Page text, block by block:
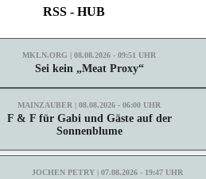
RSS - HUB
MKLN.ORG | 08.08.2026 - 09:51 UHR
Sei kein „Meat Proxy“
MAINZAUBER | 08.08.2026 - 06:00 UHR
F & F für Gabi und Gäste auf der
Sonnenblume
JOCHEN PETRY | 07.08.2026 - 19:47 UHR